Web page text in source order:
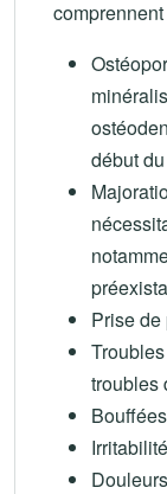
comprennent
début
Prise
troubles
Irritabilité